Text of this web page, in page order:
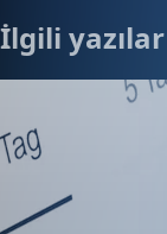
İlgili yazılar